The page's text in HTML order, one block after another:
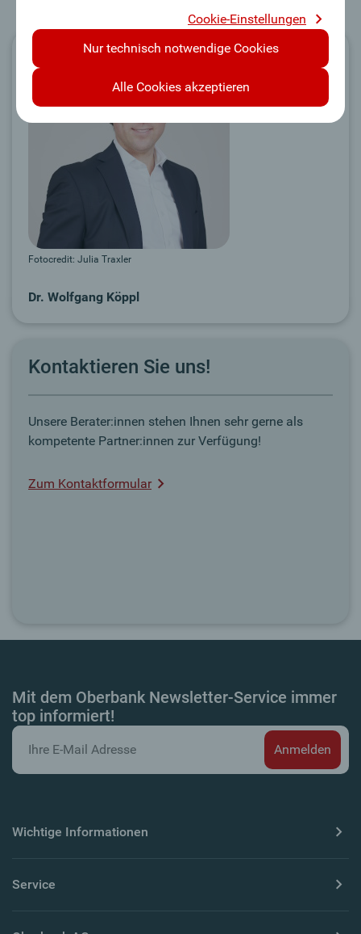
Fotocredit: Julia Traxler
Dr. Wolfgang Köppl
Kontaktieren Sie uns!
Unsere Berater:innen stehen Ihnen sehr gerne als
kompetente Partner:innen zur Verfügung!
Zum Kontaktformular
Mit dem Oberbank Newsletter-Service immer
top informiert!
Cookie-Einstellungen
Nur technisch notwendige Cookies
Alle Cookies akzeptieren
Wichtige Informationen
Service